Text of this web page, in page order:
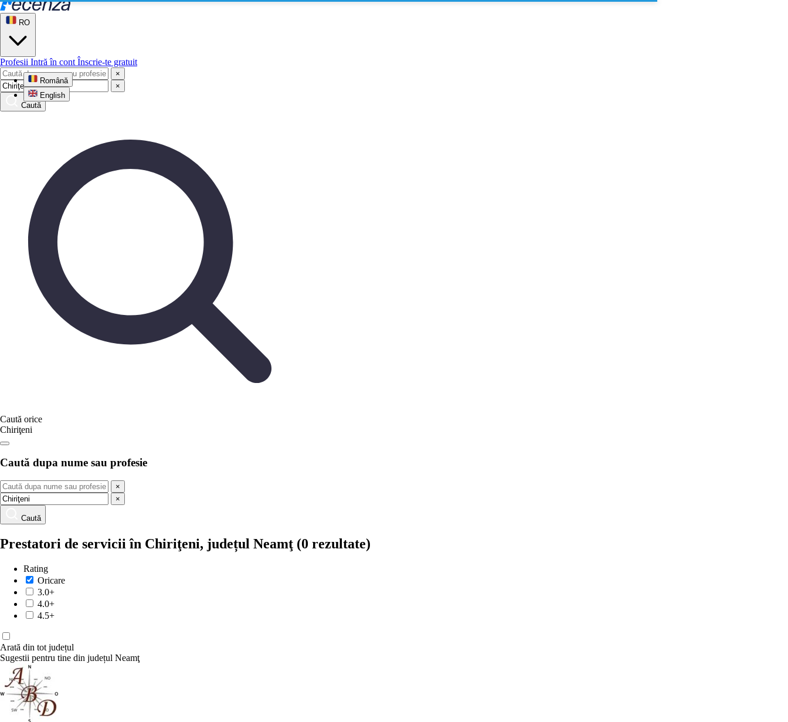
RO
Română
English
Profesii Intră în cont Înscrie-te gratuit
×
×
Caută
Caută orice
Chiriţeni
Caută dupa nume sau profesie
×
×
Caută
Prestatori de servicii în Chiriţeni, județul Neamţ (0 rezultate)
Rating
Oricare
3.0+
4.0+
4.5+
Arată din tot județul
Sugestii pentru tine din județul Neamţ